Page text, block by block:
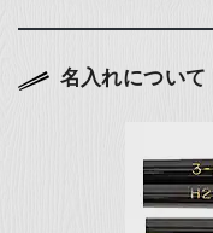
名入れについて